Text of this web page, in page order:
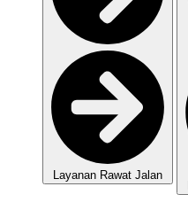
Layanan Rawat Jalan